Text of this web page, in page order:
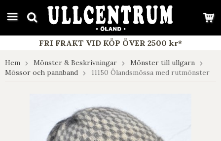
google-site-verification: google7e4b1026db5d9f32.html
FRI FRAKT VID KÖP ÖVER 2500 kr*
Hem Mönster & Beskrivningar
Mönster till ullgarn
Mössor och pannband
11150 Ölandsmössa med rutmönster